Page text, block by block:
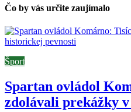
Čo by vás určite zaujímalo
Šport
Spartan ovládol
zdolávali prekážky